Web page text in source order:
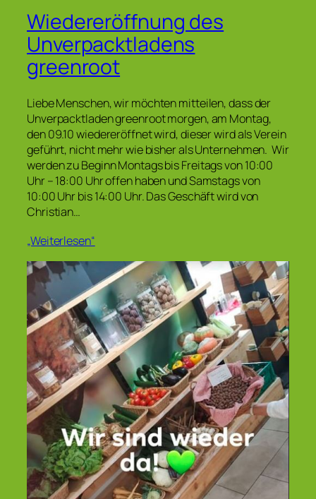
Wiedereröffnung des
Unverpacktladens
greenroot
Liebe Menschen, wir möchten mitteilen, dass der
Unverpacktladen greenroot morgen, am Montag,
den 09.10 wiedereröffnet wird, dieser wird als Verein
geführt, nicht mehr wie bisher als Unternehmen. Wir
werden zu Beginn Montags bis Freitags von 10:00
Uhr – 18:00 Uhr offen haben und Samstags von
10:00 Uhr bis 14:00 Uhr. Das Geschäft wird von
Christian…
„Weiterlesen“